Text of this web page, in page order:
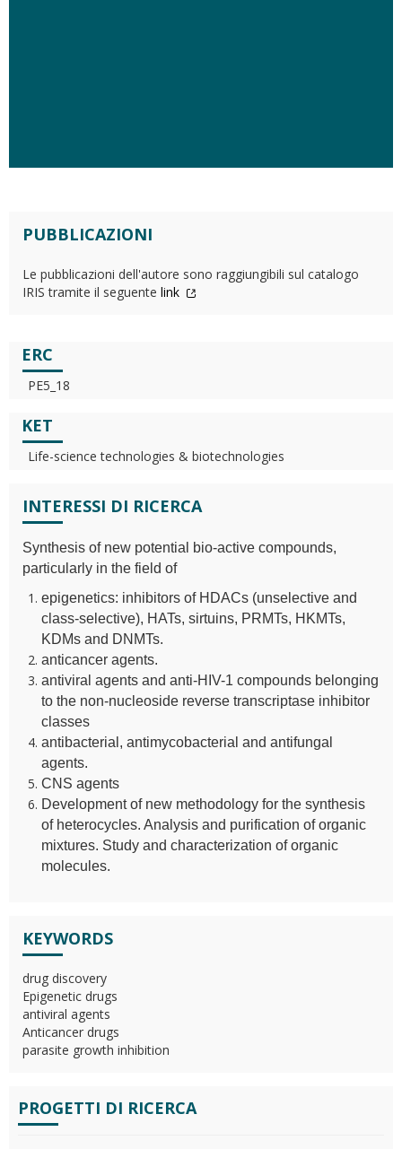
PUBBLICAZIONI
Le pubblicazioni dell'autore sono raggiungibili sul catalogo
IRIS tramite il seguente link
ERC
PE5_18
KET
Life-science technologies & biotechnologies
INTERESSI DI RICERCA
Synthesis of new potential bio-active compounds,
particularly in the field of
epigenetics: inhibitors of HDACs (unselective and
class-selective), HATs, sirtuins, PRMTs, HKMTs,
KDMs and DNMTs.
anticancer agents.
antiviral agents and anti-HIV-1 compounds belonging
to the non-nucleoside reverse transcriptase inhibitor
classes
antibacterial, antimycobacterial and antifungal
agents.
CNS agents
Development of new methodology for the synthesis
of heterocycles. Analysis and purification of organic
mixtures. Study and characterization of organic
molecules.
KEYWORDS
drug discovery
Epigenetic drugs
antiviral agents
Anticancer drugs
parasite growth inhibition
PROGETTI DI RICERCA